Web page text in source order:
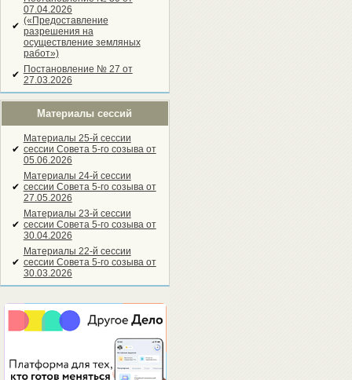
✔
07.04.2026
(«Предоставление
разрешения на
осуществление земляных
работ»)
✔ Постановление № 27 от
27.03.2026
Материалы сессий
✔
Материалы 25-й сессии
сессии Совета 5-го созыва от
05.06.2026
✔
Материалы 24-й сессии
сессии Совета 5-го созыва от
27.05.2026
✔
Материалы 23-й сессии
сессии Совета 5-го созыва от
30.04.2026
✔
Материалы 22-й сессии
сессии Совета 5-го созыва от
30.03.2026